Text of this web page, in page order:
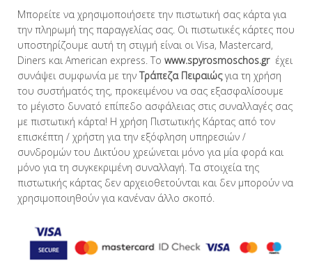
Μπορείτε να χρησιμοποιήσετε την πιστωτική σας κάρτα για
την πληρωμή της παραγγελίας σας. Οι πιστωτικές κάρτες που
υποστηρίζουμε αυτή τη στιγμή είναι οι Visa, Mastercard,
Diners και American express. Το www.spyrosmoschos.grέχει
συνάψει συμφωνία με την Tράπεζα Πειραιώςγια τη χρήση
του συστήματός της, προκειμένου να σας εξασφαλίσουμε
το μέγιστο δυνατό επίπεδο ασφάλειας στις συναλλαγές σας
με πιστωτική κάρτα! Η χρήση Πιστωτικής Κάρτας από τον
επισκέπτη / χρήστη για την εξόφληση υπηρεσιών /
συνδρομών του Δικτύου χρεώνεται μόνο για μία φορά και
μόνο για τη συγκεκριμένη συναλλαγή. Τα στοιχεία της
πιστωτικής κάρτας δεν αρχειοθετούνται και δεν μπορούν να
χρησιμοποιηθούν για κανέναν άλλο σκοπό.